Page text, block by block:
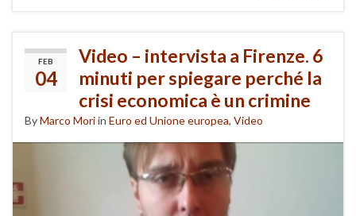
FEB
04
Video – intervista a Firenze. 6
minuti per spiegare perché la
crisi economica è un crimine
ByMarco Moriin Euro ed Unione europea, Video